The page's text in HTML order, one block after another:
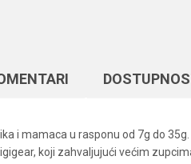
i mamaca u rasponu od 7g do
koji zahvaljujući većim